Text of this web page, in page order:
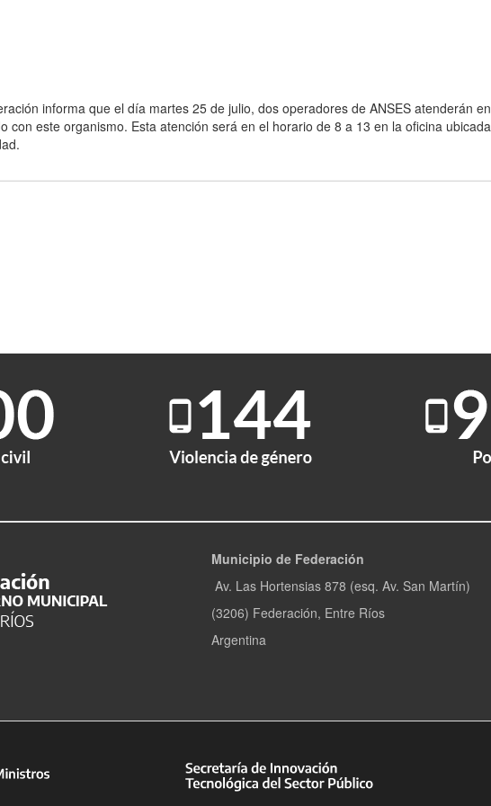
informa que el día martes 25 de julio, dos operadores de ANSES atenderán
con este organismo. Esta atención será en el horario de 8 a 13 en la oficina
Municipio de Federación
Av. Las Hortensias 878 (esq. Av. San Martín)
(3206) Federación, Entre Ríos
Argentina